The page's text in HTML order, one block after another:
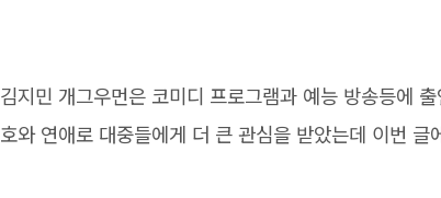
김지민 개그우먼은 코미디 프로그램과 예능 방송등에
호와 연애로 대중들에게 더 큰 관심을 받았는데 이번 글